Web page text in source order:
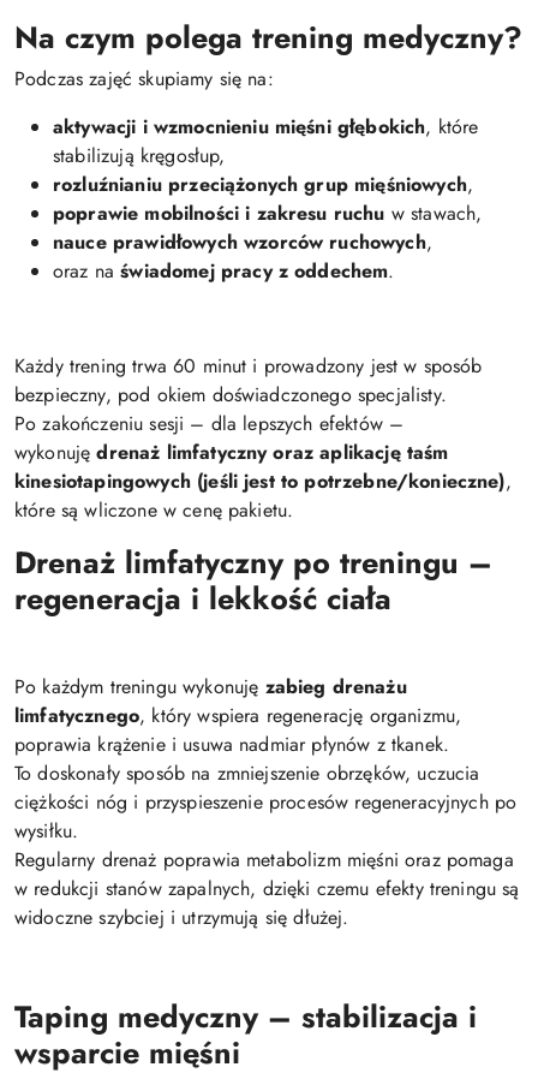
Na czym polega trening medyczny?
Podczas zajęć skupiamy się na:
aktywacji i wzmocnieniu mięśni głębokich, które
stabilizują kręgosłup,
rozluźnianiu przeciążonych grup mięśniowych,
poprawie mobilności i zakresu ruchu w stawach,
nauce prawidłowych wzorców ruchowych,
oraz na świadomej pracy z oddechem.
Każdy trening trwa 60 minut i prowadzony jest w sposób
bezpieczny, pod okiem doświadczonego specjalisty.
Po zakończeniu sesji – dla lepszych efektów –
wykonuję drenaż limfatyczny oraz aplikację taśm
kinesiotapingowych (jeśli jest to potrzebne/konieczne),
które są wliczone w cenę pakietu.
Drenaż limfatyczny po treningu –
regeneracja i lekkość ciała
Po każdym treningu wykonuję zabieg drenażu
limfatycznego, który wspiera regenerację organizmu,
poprawia krążenie i usuwa nadmiar płynów z tkanek.
To doskonały sposób na zmniejszenie obrzęków, uczucia
ciężkości nóg i przyspieszenie procesów regeneracyjnych po
wysiłku.
Regularny drenaż poprawia metabolizm mięśni oraz pomaga
w redukcji stanów zapalnych, dzięki czemu efekty treningu są
widoczne szybciej i utrzymują się dłużej.
Taping medyczny – stabilizacja i
wsparcie mięśni